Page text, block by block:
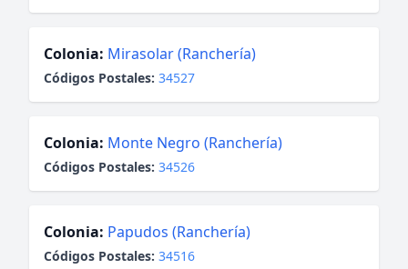
Colonia: Mirasolar (Ranchería)
Códigos Postales: 34527
Colonia: Monte Negro (Ranchería)
Códigos Postales: 34526
Colonia: Papudos (Ranchería)
Códigos Postales: 34516